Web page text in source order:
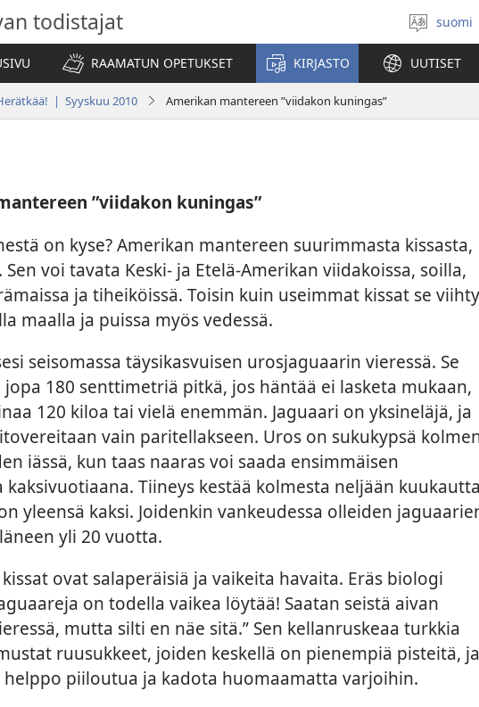
todistajat
Valitse
kieli
suomi
RAAMATUN OPETUKSET KIRJASTO UUTISET
| Syyskuu 2010 Amerikan mantereen ”viidakon kuningas”
”viidakon kuningas”
on kyse? Amerikan mantereen suurimmasta kissasta,
voi tavata Keski- ja Etelä-Amerikan viidakoissa, soilla,
ja tiheiköissä. Toisin kuin useimmat kissat se
maalla ja puissa myös vedessä.
seisomassa täysikasvuisen urosjaguaarin vieressä. Se
jopa 180 senttimetriä pitkä, jos häntää ei lasketa mukaan,
120 kiloa tai vielä enemmän. Jaguaari on yksineläjä, ja
vain paritellakseen. Uros on sukukypsä
iässä, kun taas naaras voi saada ensimmäisen
kaksivuotiaana. Tiineys kestää kolmesta neljään
yleensä kaksi. Joidenkin vankeudessa olleiden
yli 20 vuotta.
ovat salaperäisiä ja vaikeita havaita. Eräs biologi
on todella vaikea löytää! Saatan seistä aivan
mutta silti en näe sitä.” Sen kellanruskeaa turkkia
ruusukkeet, joiden keskellä on pienempiä pisteitä, ja
helppo piiloutua ja kadota huomaamatta varjoihin.